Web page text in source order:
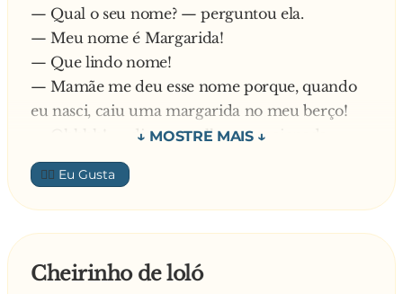
— Qual o seu nome? — perguntou ela.
— Meu nome é Margarida!
— Que lindo nome!
— Mamãe me deu esse nome porque, quando
eu nasci, caiu uma margarida no meu berço!
— Ohhhh! — disse a mulher, emocionada.
A mulher continua a andar e vê outra linda
garota:
— Qual o seu nome? — repete ela.
— Meu nome é Rosinha... Porque, quando eu
berço!
👍🏼
Cheirinho de loló